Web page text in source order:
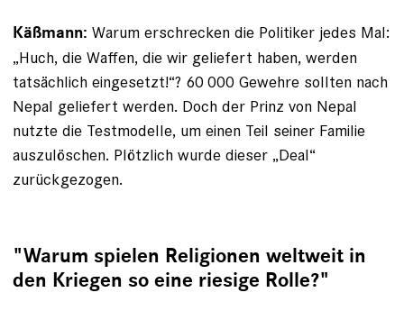
Käßmann: Warum erschrecken die Politiker jedes Mal:
„Huch, die Waffen, die wir geliefert haben, werden
tatsächlich eingesetzt!“? 60 000 Gewehre sollten nach
Nepal geliefert werden. Doch der Prinz von Nepal
nutzte die Testmodelle, um einen Teil seiner Familie
auszulöschen. Plötzlich wurde dieser „Deal“
zurückgezogen.
"Warum spielen Religionen weltweit in
den Kriegen so eine riesige Rolle?"